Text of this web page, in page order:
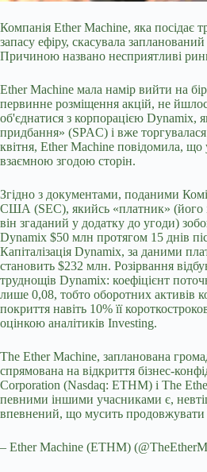
Компанія Ether Machine, яка посідає
запасу ефіру, скасувала
Причиною названо несприятливі
Ether Machine мала намір вийти на
первинне розміщення акцій, не
об'єднатися з корпорацією Dynamix,
придбання» (SPAC) і вже
квітня, Ether Machine повідомила, що
взаємною згодою сторін.
Згідно з документами, поданими
США (SEC), якийсь «платник» (його
він згаданий у додатку до угоди)
Dynamix $50 млн протягом 15 днів
Капіталізація Dynamix, за даними
становить $232 млн. Розірвання
труднощів Dynamix: коефіцієнт
лише 0,08, тобто оборотних активів
покриття навіть 10% її
оцінкою аналітиків Investing.
The Ether Machine, запланована
спрямована на відкриття бізнес-
Corporation (Nasdaq: ETHM) і The
певними іншими учасниками є,
впевнений, що мусить продовжувати
– Ether Machine (ETHM)